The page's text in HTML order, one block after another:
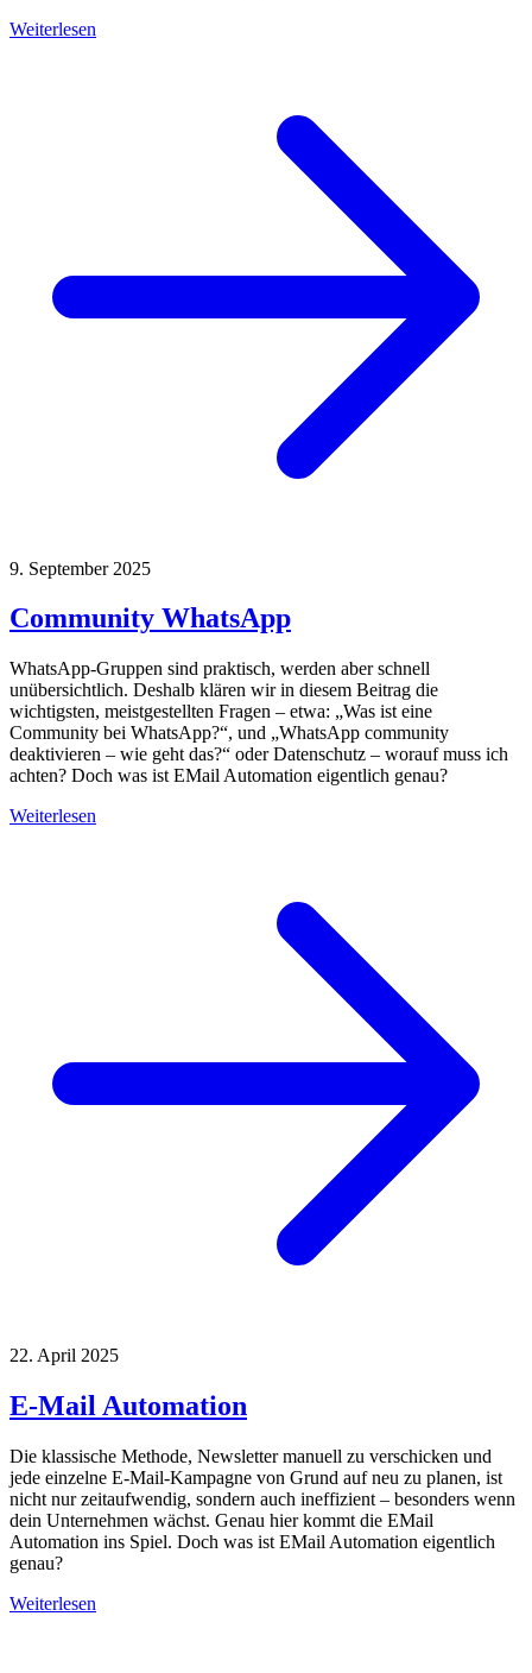
Weiterlesen
9. September 2025
Community WhatsApp
WhatsApp-Gruppen sind praktisch, werden aber schnell
unübersichtlich. Deshalb klären wir in diesem Beitrag die
wichtigsten, meistgestellten Fragen – etwa: „Was ist eine
Community bei WhatsApp?“, und „WhatsApp community
deaktivieren – wie geht das?“ oder Datenschutz – worauf muss ich
achten? Doch was ist EMail Automation eigentlich genau?
Weiterlesen
22. April 2025
E-Mail Automation
Die klassische Methode, Newsletter manuell zu verschicken und
jede einzelne E-Mail-Kampagne von Grund auf neu zu planen, ist
nicht nur zeitaufwendig, sondern auch ineffizient – besonders wenn
dein Unternehmen wächst. Genau hier kommt die EMail
Automation ins Spiel. Doch was ist EMail Automation eigentlich
genau?
Weiterlesen